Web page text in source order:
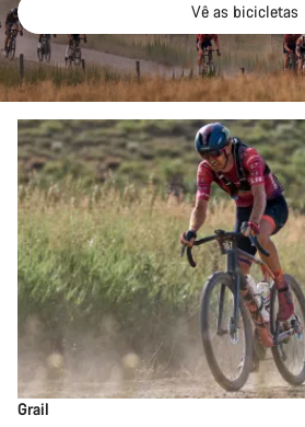
Vê as bicicletas
Grail